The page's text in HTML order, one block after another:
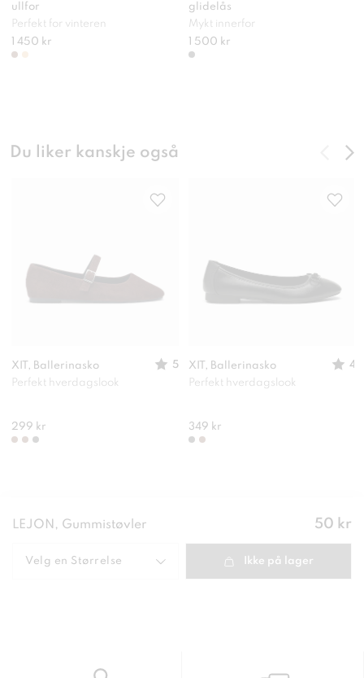
ullfor
Perfekt for vinteren
1 450 kr
glidelås
Mykt innerfor
1 500 kr
Du liker kanskje også
XIT, Ballerinasko
5
Perfekt hverdagslook
299 kr
XIT, Ballerinasko
4
Perfekt hverdagslook
349 kr
LEJON, Gummistøvler Pris:
50 kr
Velg en Størrelse Ikke på lager